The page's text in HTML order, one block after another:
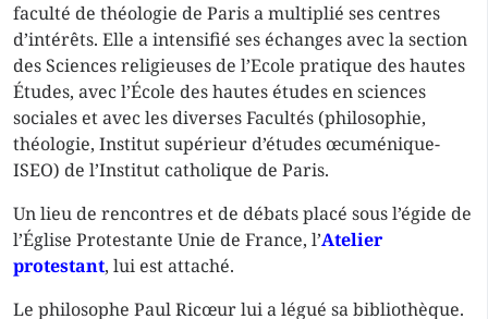
faculté de théologie de Paris a multiplié ses centres
d’intérêts. Elle a intensifié ses échanges avec la section
des Sciences religieuses de l’Ecole pratique des hautes
Études, avec l’École des hautes études en sciences
sociales et avec les diverses Facultés (philosophie,
théologie, Institut supérieur d’études œcuménique-
ISEO) de l’Institut catholique de Paris.
Un lieu de rencontres et de débats placé sous l’égide de
l’Église Protestante Unie de France, l’Atelier
protestant, lui est attaché.
Le philosophe Paul Ricœur lui a légué sa bibliothèque.